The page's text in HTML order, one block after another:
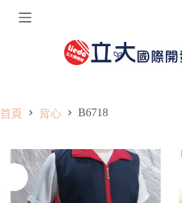
跳
首頁 背心 B6718